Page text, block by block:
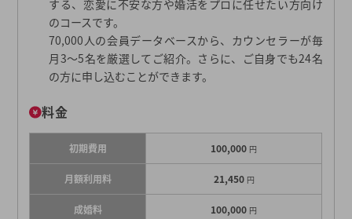
する、恋愛に不安な方や婚活をプロに任せたい方向け
のコースです。
70,000人の会員データベースから、カウンセラーが毎
月3〜5名を厳選してご紹介。さらに、ご自身でも24名
の方に申し込むことができます。
料金
初期費用 100,000 円
月額利用料 21,450 円
成婚料 100,000 円